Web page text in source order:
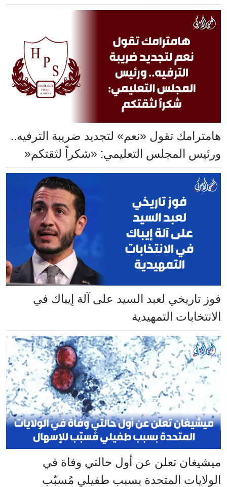
هامترامك تقول «نعم» لتجديد ضريبة الترفيه..
ورئيس المجلس التعليمي: «شكراً لثقتكم«
فوز تاريخي لعبد السيد على آلة إيباك في
الانتخابات التمهيدية
ميشيغان تعلن عن أول حالتي وفاة في
الولايات المتحدة بسبب طفيلي مُسبّب